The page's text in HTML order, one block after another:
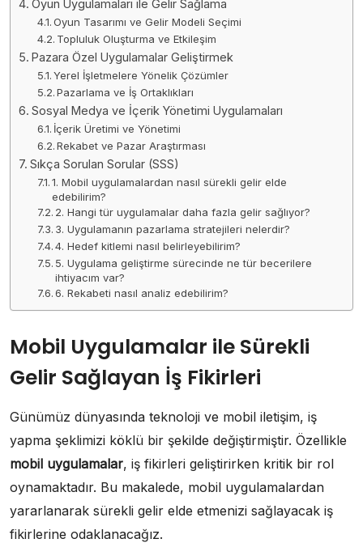
Oyun Uygulamaları ile Gelir Sağlama
Oyun Tasarımı ve Gelir Modeli Seçimi
Topluluk Oluşturma ve Etkileşim
Pazara Özel Uygulamalar Geliştirmek
Yerel İşletmelere Yönelik Çözümler
Pazarlama ve İş Ortaklıkları
Sosyal Medya ve İçerik Yönetimi Uygulamaları
İçerik Üretimi ve Yönetimi
Rekabet ve Pazar Araştırması
Sıkça Sorulan Sorular (SSS)
1. Mobil uygulamalardan nasıl sürekli gelir elde
edebilirim?
2. Hangi tür uygulamalar daha fazla gelir sağlıyor?
3. Uygulamanın pazarlama stratejileri nelerdir?
4. Hedef kitlemi nasıl belirleyebilirim?
5. Uygulama geliştirme sürecinde ne tür becerilere
ihtiyacım var?
6. Rekabeti nasıl analiz edebilirim?
Mobil Uygulamalar ile Sürekli
Gelir Sağlayan İş Fikirleri
Günümüz dünyasında teknoloji ve mobil iletişim, iş
yapma şeklimizi köklü bir şekilde değiştirmiştir. Özellikle
mobil uygulamalar, iş fikirleri geliştirirken kritik bir rol
oynamaktadır. Bu makalede, mobil uygulamalardan
yararlanarak sürekli gelir elde etmenizi sağlayacak iş
fikirlerine odaklanacağız.